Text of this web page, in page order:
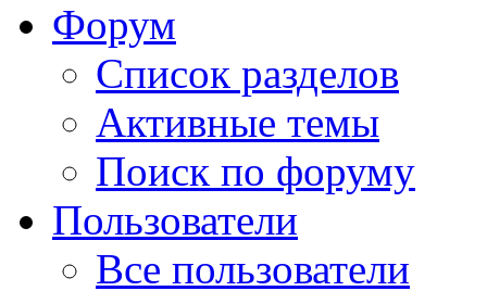
Форум
Список разделов
Активные темы
Поиск по форуму
Пользователи
Все пользователи